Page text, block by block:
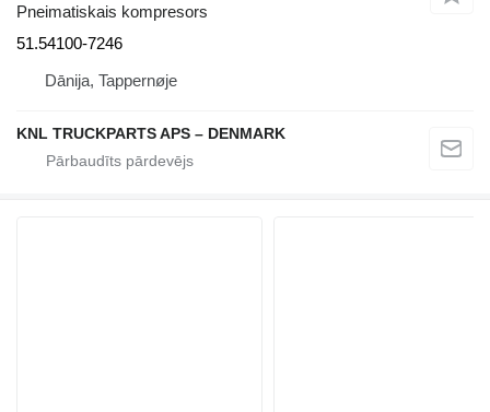
Pneimatiskais kompresors
51.54100-7246
Dānija, Tappernøje
KNL TRUCKPARTS APS – DENMARK